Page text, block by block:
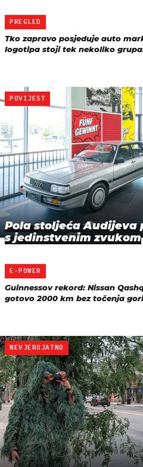
PREGLED
Tko zapravo posjeduje auto
logotipa stoji tek nekoliko
POVIJEST
Pola stoljeća Audijeva
s jedinstvenim zvukom
E-POWER
Guinnessov rekord: Nissan
gotovo 2000 km bez točenja
NEVJEROJATNO